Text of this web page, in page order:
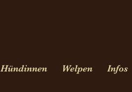
Hündinnen Welpen Infos